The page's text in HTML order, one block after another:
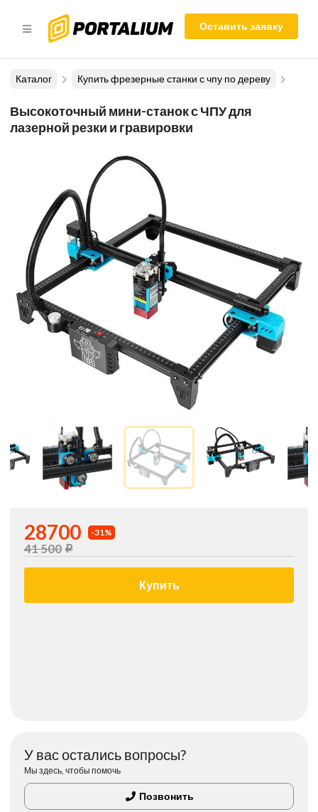
Оставить заявку
Каталог Купить фрезерные станки с чпу по дереву
Высокоточный мини-станок с ЧПУ для
лазерной резки и гравировки
28700 -31%
41 500
Купить
У вас остались вопросы?
Мы здесь, чтобы помочь
Позвонить